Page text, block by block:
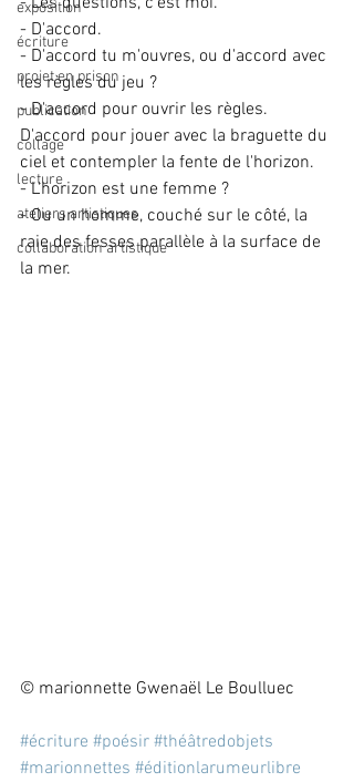
exposition
écriture
projet en prison
publication
collage
lecture
ateliers artistiques
collaboration artistique
- D'accord.
- D'accord tu m'ouvres, ou d'accord avec
les règles du jeu ?
- D'accord pour ouvrir les règles.
D'accord pour jouer avec la braguette du
ciel et contempler la fente de l'horizon.
- L'horizon est une femme ?
- Ou un homme, couché sur le côté, la
raie des fesses parallèle à la surface de
la mer.
© marionnette Gwenaël Le Boulluec
#écriture #poésir #théâtredobjets
#marionnettes #éditionlarumeurlibre